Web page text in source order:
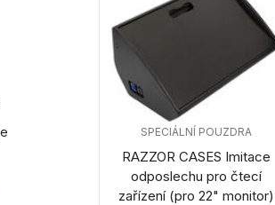
RAZZOR CASES Imitace
odposlechu pro čtecí
zařízení (pro 22" monitor)
SPECIÁLNÍ POUZDRA